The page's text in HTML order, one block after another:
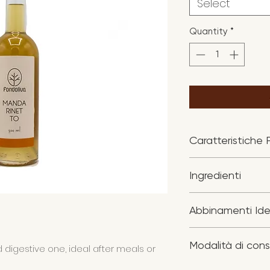
digestive one, ideal after meals or
Select
Quantity *
Caratteristiche
mandarini freschi.
Ottenuto
per preservare
Perfetto come
Ingredienti
Abbinamenti
Servilo ben
Modalità di